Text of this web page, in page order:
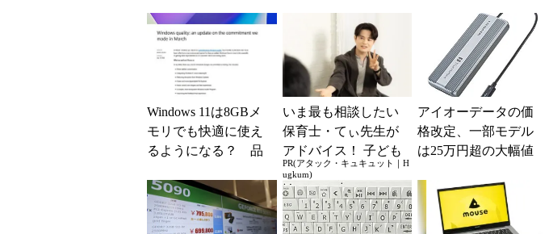
Windows 11は8GBメ
モリでも快適に使え
るようになる？ 品
と「26H2」に...
いま最も相談したい
保育士・てぃ先生が
アドバイス！ 子ども
の“おてつだい”に、
どんな声かけをすれ
ばいい...
PR(アタック・キュキュット｜H
ugkum)
アイオーデータの価
格改定、一部モデル
は25万円超の大幅値